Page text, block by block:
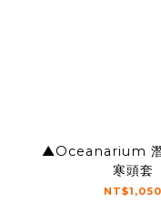
▲Oceanarium 潛
寒頭套
NT$1,050